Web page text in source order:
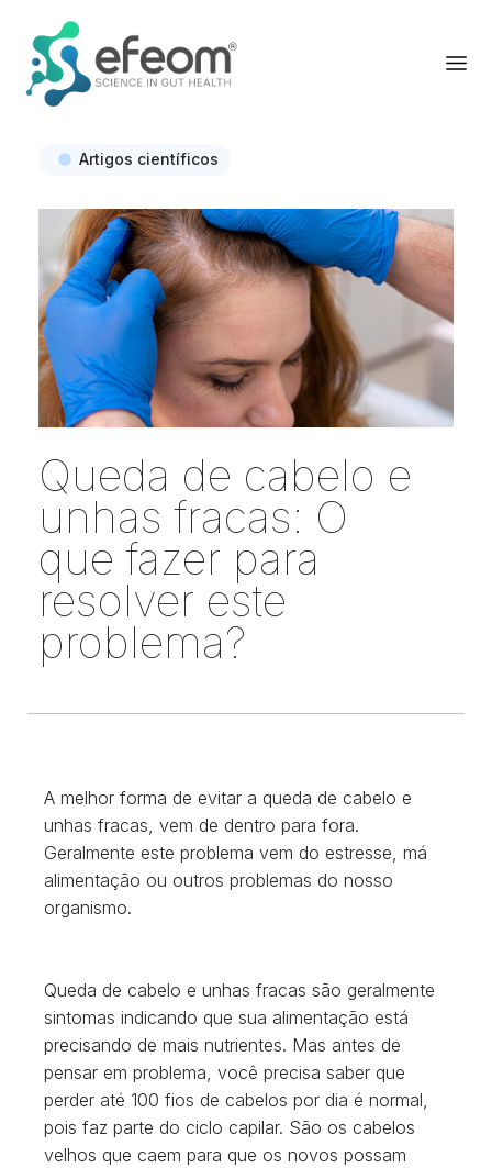
Artigos científicos
Queda de cabelo e
unhas fracas: O
que fazer para
resolver este
problema?
A melhor forma de evitar a queda de cabelo e
unhas fracas, vem de dentro para fora.
Geralmente este problema vem do estresse, má
alimentação ou outros problemas do nosso
organismo.
Queda de cabelo e unhas fracas são geralmente
sintomas indicando que sua alimentação está
precisando de mais nutrientes. Mas antes de
pensar em problema, você precisa saber que
perder até 100 fios de cabelos por dia é normal,
pois faz parte do ciclo capilar. São os cabelos
velhos que caem para que os novos possam